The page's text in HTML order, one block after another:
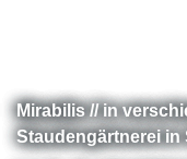
Mirabilis // in
Staudengärtnerei in